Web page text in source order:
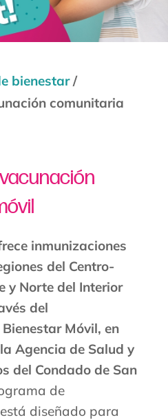
bienestar/
comunitaria
inmunizaciones
del Centro-
y Norte del Interior
del
Móvil, en
Agencia de Salud y
del Condado de San
de
diseñado para